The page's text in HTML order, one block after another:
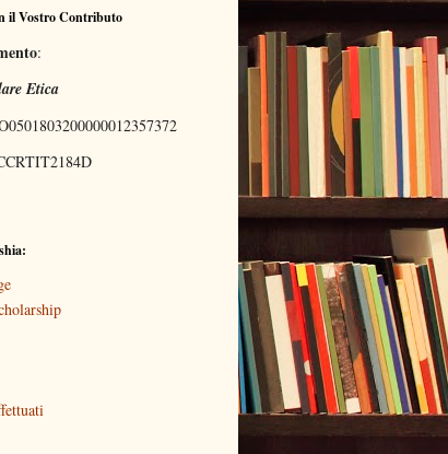
il Vostro Contributo
:
Etica